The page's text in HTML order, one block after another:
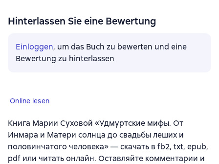
Hinterlassen Sie eine Bewertung
Einloggen, um das Buch zu bewerten und eine
Bewertung zu hinterlassen
Online lesen
Книга Марии Суховой «Удмуртские мифы. От
Инмара и Матери солнца до свадьбы леших и
половинчатого человека» — скачать в fb2, txt, epub,
pdf или читать онлайн. Оставляйте комментарии и